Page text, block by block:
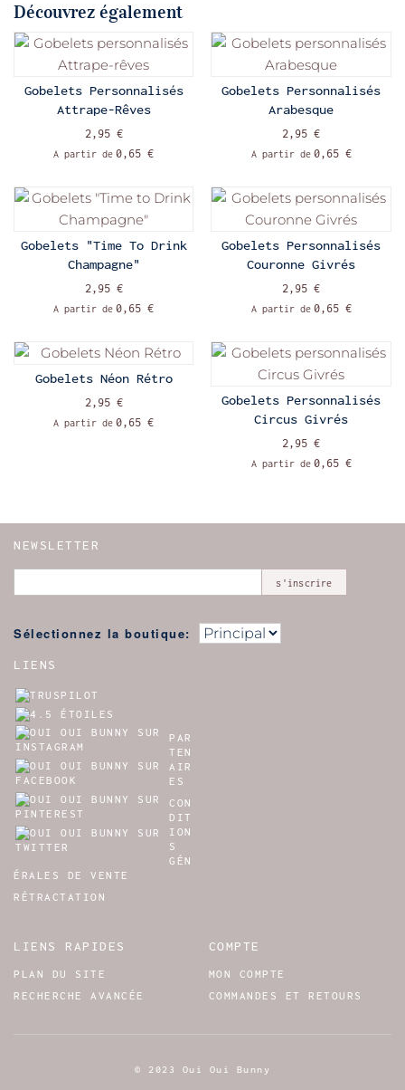
Découvrez également
Gobelets Personnalisés
Attrape-Rêves
2,95 €
A partir de 0,65 €
Gobelets Personnalisés
Arabesque
2,95 €
A partir de 0,65 €
Gobelets "Time To Drink
Champagne"
2,95 €
A partir de 0,65 €
Gobelets Personnalisés
Couronne Givrés
2,95 €
A partir de 0,65 €
Gobelets Néon Rétro
2,95 €
A partir de 0,65 €
Gobelets Personnalisés
Circus Givrés
2,95 €
A partir de 0,65 €
NEWSLETTER
s'inscrire
Sélectionnez la boutique:
LIENS
PAR
TEN
AIR
ES
CON
DIT
ION
S
GÉN
ÉRALES DE VENTE
RÉTRACTATION
LIENS RAPIDES
PLAN DU SITE
RECHERCHE AVANCÉE
COMPTE
MON COMPTE
COMMANDES ET RETOURS
© 2023 Oui Oui Bunny